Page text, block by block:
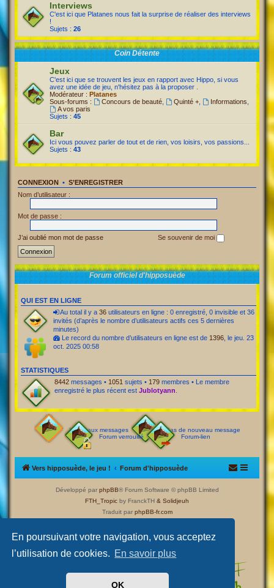
En poursuivant votre navigation, vous acceptez
l’utilisation de cookies. En savoir plus
OK
Interviews
C'est ici que Platanes nous fait la surprise de réaliser des interviews
!
Sujets : 26
Coin Détente
Jeux
C'est ici que se trouvent les jeux en rapport avec Hippo, si vous
avez une idée de jeu, n'hésitez pas à la proposer .
Modérateur : Platanes
Sous-forums :
Concours de beauté, Quinté +, Informations
A vos paris
Sujets : 45
Bar
Ici vous pouvez parler de tout et de rien, vos loisirs, vos passions...
Sujets : 43
CONNEXION • S’ENREGISTRER
Nom d’utilisateur :
Mot de passe :
J’ai oublié mon mot de passe Se souvenir de moi
Forum officiel d'hipposuède
QUI EST EN LIGNE
Au total il y a 36 utilisateurs en ligne : 0 enregistré, 0 invisible et 36
invités (d’après le nombre d’utilisateurs actifs ces 5 dernières
minutes)
Le record du nombre d’utilisateurs en ligne est de 1396 , le jeu. 23
oct. 2025 00:58
STATISTIQUES
8442 messages • 1051 sujets • 179 membres • Le membre
enregistré le plus récent est Jublotyann
Nouveaux messages
Pas de nouveau message
Forum verrouillé
Forum-lien
Vers hipposuède, le jeu ! Forum d'hipposuède
Développé par phpBB® Forum Software © phpBB Limited
FTH_Tropic by FranckTH & Solidjeuh
Traduit par phpBB-fr.com